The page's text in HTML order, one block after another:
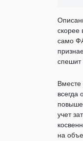
скорее
само
спешит
Вместе
всегда
учет
на